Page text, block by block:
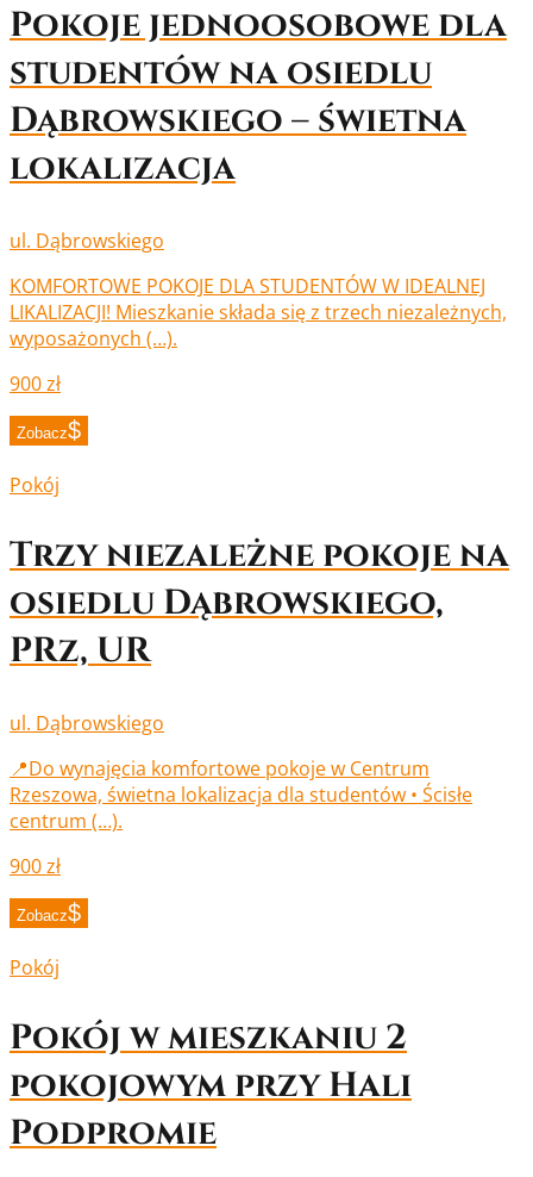
Pokoje jednoosobowe dla
studentów na osiedlu
Dąbrowskiego – świetna
lokalizacja
ul. Dąbrowskiego
KOMFORTOWE POKOJE DLA STUDENTÓW W IDEALNEJ
LIKALIZACJI! Mieszkanie składa się z trzech niezależnych,
wyposażonych (…).
900 zł
Zobacz
Pokój
Trzy niezależne pokoje na
osiedlu Dąbrowskiego,
PRz, UR
ul. Dąbrowskiego
📍Do wynajęcia komfortowe pokoje w Centrum
Rzeszowa, świetna lokalizacja dla studentów • Ścisłe
centrum (…).
900 zł
Zobacz
Pokój
Pokój w mieszkaniu 2
pokojowym przy Hali
Podpromie